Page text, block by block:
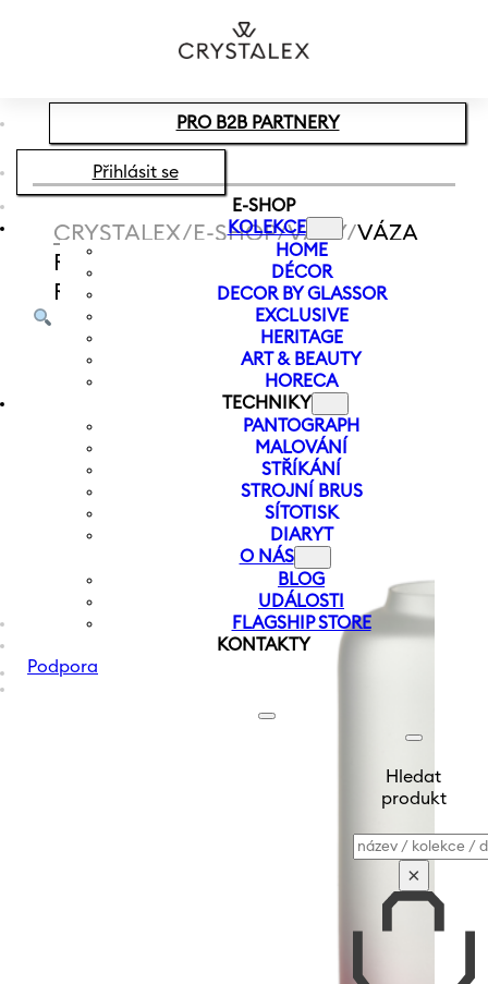
Přeskočit na zápatí
PRO B2B PARTNERY
Přihlásit se
E-SHOP
KOLEKCE
HOME
DÉCOR
DECOR BY GLASSOR
EXCLUSIVE
HERITAGE
ART & BEAUTY
HORECA
TECHNIKY
PANTOGRAPH
MALOVÁNÍ
STŘÍKÁNÍ
STROJNÍ BRUS
SÍTOTISK
DIARYT
O NÁS
BLOG
UDÁLOSTI
FLAGSHIP STORE
KONTAKTY
Podpora
Hledat
produkt
Vyhledávání
×
CRYSTALEX/ E-SHOP/VÁZY/VÁZA
RAINBOW FRESH 240 MM |
RŮŽOVÁ